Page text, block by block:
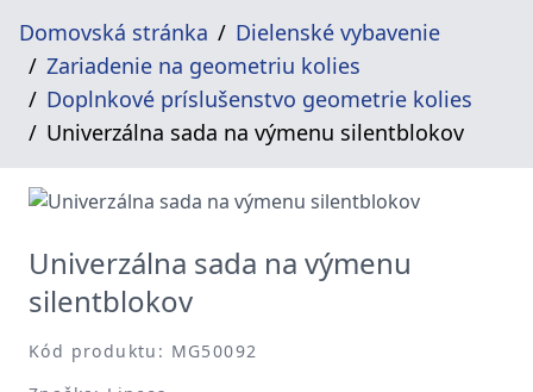
Domovská stránka
Dielenské vybavenie
Zariadenie na geometriu kolies
Doplnkové príslušenstvo geometrie kolies
Univerzálna sada na výmenu silentblokov
Univerzálna sada na výmenu
silentblokov
Kód produktu: MG50092